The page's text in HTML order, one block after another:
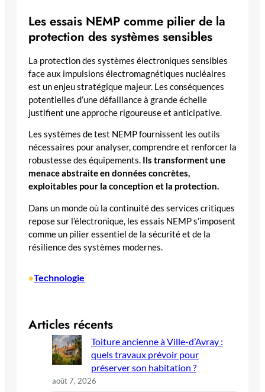
Les essais NEMP comme pilier de la
protection des systèmes sensibles
La protection des systèmes électroniques sensibles
face aux impulsions électromagnétiques nucléaires
est un enjeu stratégique majeur. Les conséquences
potentielles d’une défaillance à grande échelle
justifient une approche rigoureuse et anticipative.
Les systèmes de test NEMP fournissent les outils
nécessaires pour analyser, comprendre et renforcer la
robustesse des équipements. Ils transforment une
menace abstraite en données concrètes,
exploitables pour la conception et la protection.
Dans un monde où la continuité des services critiques
repose sur l’électronique, les essais NEMP s’imposent
comme un pilier essentiel de la sécurité et de la
résilience des systèmes modernes.
•Technologie
Articles récents
Toiture ancienne à Ville-d’Avray :
quels travaux prévoir pour
préserver son habitation ?
août 7, 2026